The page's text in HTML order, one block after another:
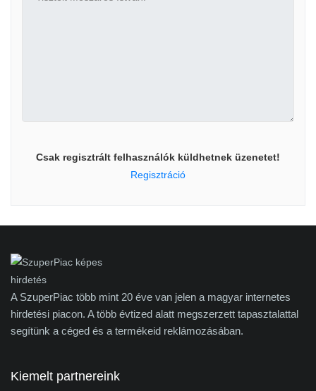
Csak regisztrált felhasználók küldhetnek üzenetet!
Regisztráció
A SzuperPiac több mint 20 éve van jelen a magyar internetes
hirdetési piacon. A több évtized alatt megszerzett tapasztalattal
segítünk a céged és a termékeid reklámozásában.
Kiemelt partnereink